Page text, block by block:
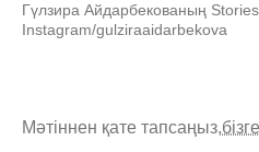
Гүлзира Айдарбекованың
Instagram/gulziraaidarbekova
Мәтіннен қате тапсаңыз,